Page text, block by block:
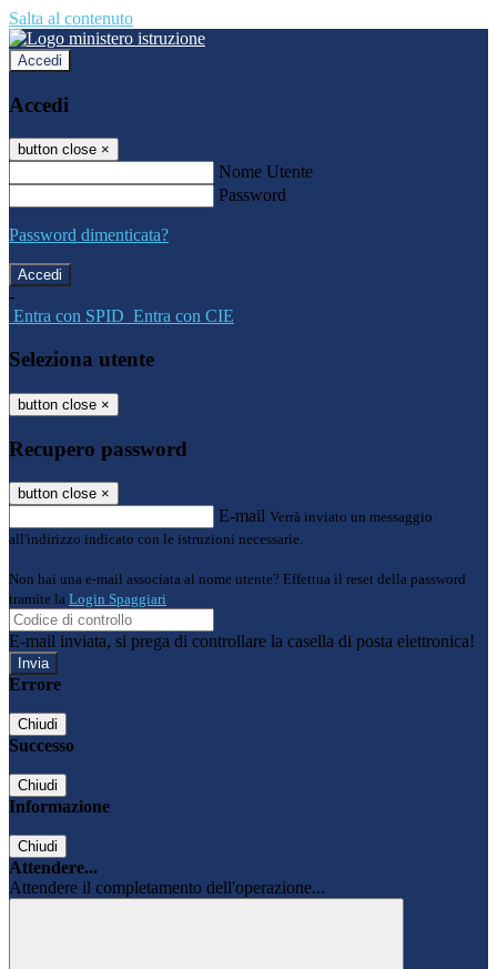
Salta al contenuto
Accedi
Accedi
button close ×
Nome Utente
Password
Password dimenticata?
-
Entra con SPID Entra con CIE
Seleziona utente
button close ×
Recupero password
button close ×
E-mail Verrà inviato un messaggio
all'indirizzo indicato con le istruzioni necessarie.
Non hai una e-mail associata al nome utente? Effettua il reset della password
tramite la Login Spaggiari
E-mail inviata, si prega di controllare la casella di posta elettronica!
Errore
Chiudi
Successo
Chiudi
Informazione
Chiudi
Attendere...
Attendere il completamento dell'operazione...